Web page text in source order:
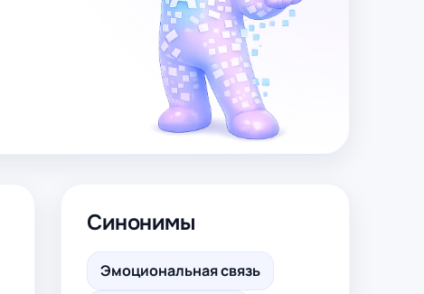
Синонимы
Эмоциональная связь